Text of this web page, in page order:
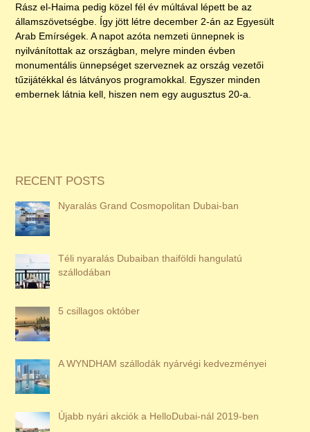
Rász el-Haima pedig közel fél év múltával lépett be az
államszövetségbe. Így jött létre december 2-án az Egyesült
Arab Emírségek. A napot azóta nemzeti ünnepnek is
nyilvánítottak az országban, melyre minden évben
monumentális ünnepséget szerveznek az ország vezetői
tűzijátékkal és látványos programokkal. Egyszer minden
embernek látnia kell, hiszen nem egy augusztus 20-a.
RECENT POSTS
Nyaralás Grand Cosmopolitan Dubai-ban
Téli nyaralás Dubaiban thaiföldi hangulatú
szállodában
5 csillagos október
A WYNDHAM szállodák nyárvégi kedvezményei
Újabb nyári akciók a HelloDubai-nál 2019-ben